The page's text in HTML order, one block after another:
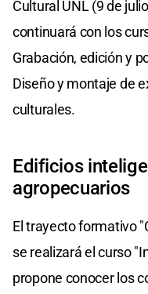
Cultural UNL (9 de
continuará con los
Grabación, edición y
Diseño y montaje de
culturales.
Edificios
agropecuarios
El trayecto formativo
se realizará el curso
propone conocer los